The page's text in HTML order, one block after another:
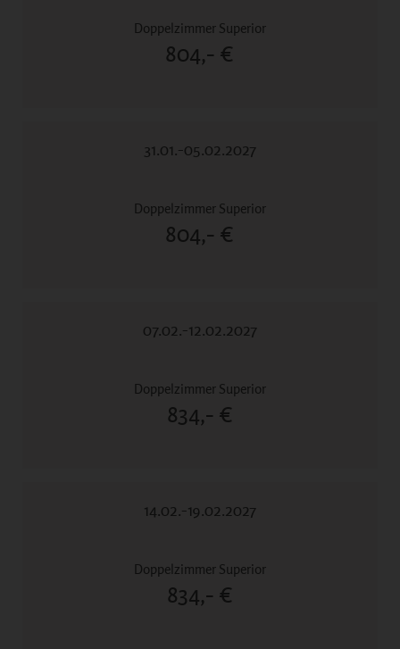
804,- €
31.01.-05.02.2027
804,- €
07.02.-12.02.2027
834,- €
14.02.-19.02.2027
834,- €